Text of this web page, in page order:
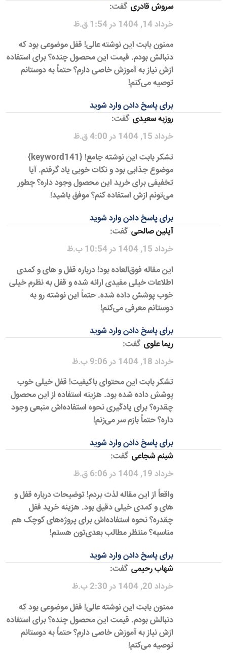
سروش قادری گفت:
خرداد 14, 1404 در 1:54 ق.ظ
ممنون بابت این نوشته عالی! قفل موضوعی بود که
دنبالش بودم. قیمت این محصول چنده؟ برای استفاده
ازش نیاز به آموزش خاصی دارم؟ حتماً به دوستانم
توصیه می‌کنم!
برای پاسخ دادن وارد شوید
روزبه سعیدی گفت:
خرداد 15, 1404 در 4:00 ق.ظ
تشکر بابت این نوشته جامع! {keyword141}
موضوع جذابی بود و نکات خوبی یاد گرفتم. آیا
تخفیفی برای خرید این محصول وجود داره؟ چطور
می‌تونم ازش استفاده کنم؟ موفق باشید!
برای پاسخ دادن وارد شوید
آیلین صالحی گفت:
خرداد 15, 1404 در 10:54 ب.ظ
این مقاله فوق‌العاده بود! درباره قفل و های و کمدی
اطلاعات خیلی مفیدی ارائه شده و قفل به نظرم خیلی
خوب پوشش داده شده. حتماً این نوشته رو به
دوستانم معرفی می‌کنم!
برای پاسخ دادن وارد شوید
ریما علوی گفت:
خرداد 18, 1404 در 9:06 ب.ظ
تشکر بابت این محتوای باکیفیت! قفل خیلی خوب
پوشش داده شده بود. هزینه استفاده از این محصول
چقدره؟ برای یادگیری نحوه استفاده‌اش منبعی وجود
داره؟ حتماً بازم سر می‌زنم!
برای پاسخ دادن وارد شوید
شبنم شجاعی گفت:
خرداد 19, 1404 در 6:06 ق.ظ
واقعاً از این مقاله لذت بردم! توضیحات درباره قفل و
های و کمدی خیلی دقیق بود. هزینه خرید قفل
چقدره؟ نحوه استفاده‌اش برای پروژه‌های کوچک هم
مناسبه؟ منتظر مطالب بعدی‌تون هستم!
برای پاسخ دادن وارد شوید
شهاب رحیمی گفت:
خرداد 20, 1404 در 2:30 ب.ظ
ممنون بابت این نوشته عالی! قفل موضوعی بود که
دنبالش بودم. قیمت این محصول چنده؟ برای استفاده
ازش نیاز به آموزش خاصی دارم؟ حتماً به دوستانم
توصیه می‌کنم!